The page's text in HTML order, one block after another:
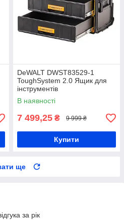
DeWALT DWST83529-1
ToughSystem 2.0 Ящик для
інструментів
В наявності
7 499,25 ₴ 9 999 ₴
Купити
ще
за рік